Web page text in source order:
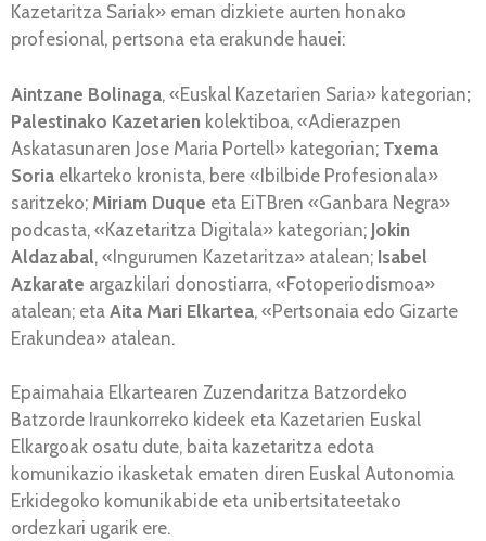
Kazetaritza Sariak» eman dizkiete aurten honako
profesional, pertsona eta erakunde hauei:
Aintzane Bolinaga, «Euskal Kazetarien Saria» kategorian;
Palestinako Kazetarien kolektiboa, «Adierazpen
Askatasunaren Jose Maria Portell» kategorian; Txema
Soria elkarteko kronista, bere «Ibilbide Profesionala»
saritzeko; Miriam Duque eta EiTBren «Ganbara Negra»
podcasta, «Kazetaritza Digitala» kategorian; Jokin
Aldazabal, «Ingurumen Kazetaritza» atalean; Isabel
Azkarate argazkilari donostiarra, «Fotoperiodismoa»
atalean; eta Aita Mari Elkartea, «Pertsonaia edo Gizarte
Erakundea» atalean.
Epaimahaia Elkartearen Zuzendaritza Batzordeko
Batzorde Iraunkorreko kideek eta Kazetarien Euskal
Elkargoak osatu dute, baita kazetaritza edota
komunikazio ikasketak ematen diren Euskal Autonomia
Erkidegoko komunikabide eta unibertsitateetako
ordezkari ugarik ere.